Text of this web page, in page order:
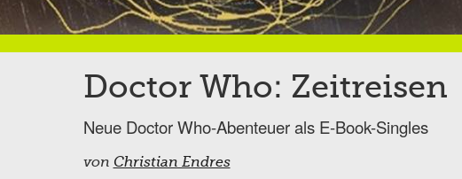
Doctor Who: Zeitreisen
Neue Doctor Who-Abenteuer als E-Book-Singles
von Christian Endres